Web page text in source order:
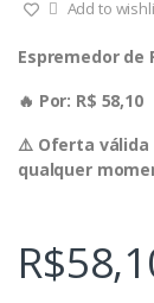
Add to
Espremedor de
🔥 Por: R$ 58,10
⚠️ Oferta válida
qualquer
R$